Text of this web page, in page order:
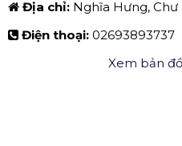
Địa chỉ: Nghĩa Hưng, Chư
Điện thoại: 02693893737
Xem bản đồ